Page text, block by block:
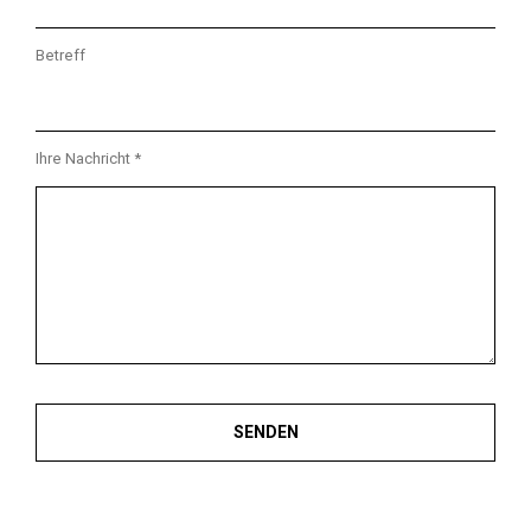
Betreff
Ihre Nachricht *